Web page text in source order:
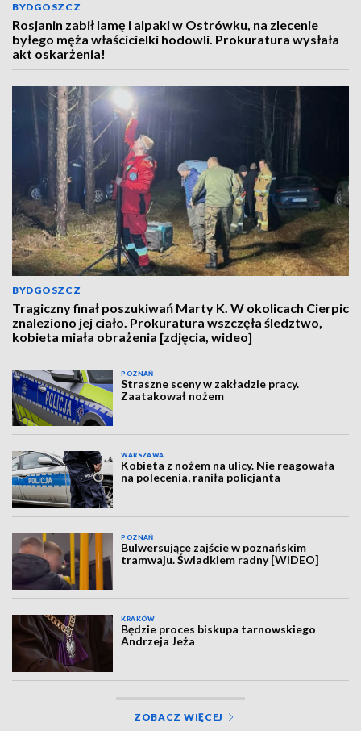
BYDGOSZCZ
Rosjanin zabił lamę i alpaki w Ostrówku, na zlecenie
byłego męża właścicielki hodowli. Prokuratura wysłała
akt oskarżenia!
BYDGOSZCZ
Tragiczny finał poszukiwań Marty K. W okolicach Cierpic
znaleziono jej ciało. Prokuratura wszczęła śledztwo,
kobieta miała obrażenia [zdjęcia, wideo]
POZNAŃ
Straszne sceny w zakładzie pracy.
Zaatakował nożem
WARSZAWA
Kobieta z nożem na ulicy. Nie reagowała
na polecenia, raniła policjanta
POZNAŃ
Bulwersujące zajście w poznańskim
tramwaju. Świadkiem radny [WIDEO]
KRAKÓW
Będzie proces biskupa tarnowskiego
Andrzeja Jeża
ZOBACZ WIĘCEJ